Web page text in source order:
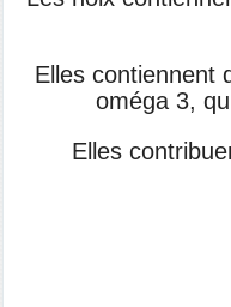
Elles contiennent
oméga 3,
Elles